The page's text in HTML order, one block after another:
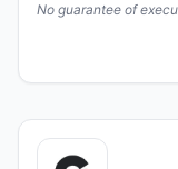
No guarantee of